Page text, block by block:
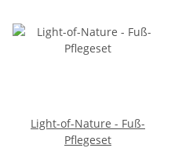
Light-of-Nature - Fuß-
Pflegeset